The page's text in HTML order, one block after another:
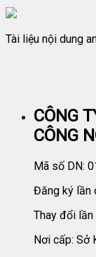
Tài liệu nội dung
CÔNG
CÔNG
Mã số DN:
Đăng ký lần
Thay đổi
Nơi cấp: Sở